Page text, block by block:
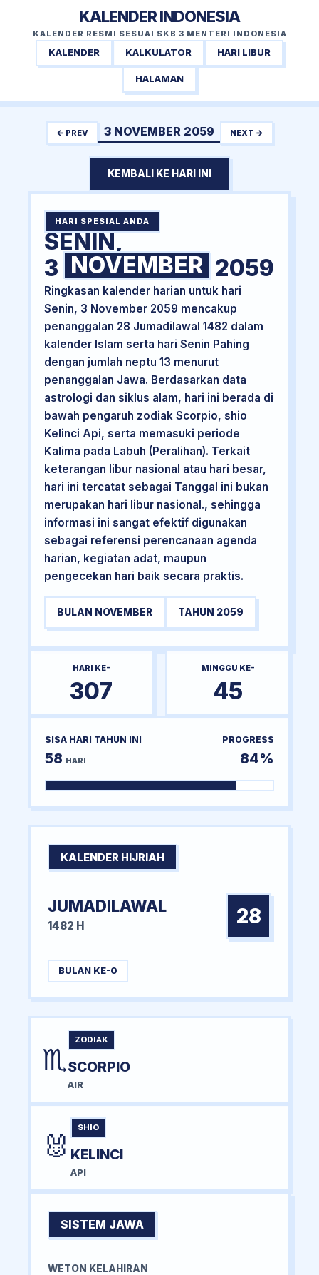
KALENDER INDONESIA
KALENDER RESMI SESUAI SKB 3 MENTERI INDONESIA
KALENDER KALKULATOR HARI LIBUR
HALAMAN
← PREV 3 NOVEMBER 2059 NEXT →
KEMBALI KE HARI INI
HARI SPESIAL ANDA
SENIN,
3 NOVEMBER 2059
Ringkasan kalender harian untuk hari
Senin, 3 November 2059 mencakup
penanggalan 28 Jumadilawal 1482 dalam
kalender Islam serta hari Senin Pahing
dengan jumlah neptu 13 menurut
penanggalan Jawa. Berdasarkan data
astrologi dan siklus alam, hari ini berada di
bawah pengaruh zodiak Scorpio, shio
Kelinci Api, serta memasuki periode
Kalima pada Labuh (Peralihan). Terkait
keterangan libur nasional atau hari besar,
hari ini tercatat sebagai Tanggal ini bukan
merupakan hari libur nasional., sehingga
informasi ini sangat efektif digunakan
sebagai referensi perencanaan agenda
harian, kegiatan adat, maupun
pengecekan hari baik secara praktis.
BULAN NOVEMBER TAHUN 2059
HARI KE-
307
MINGGU KE-
45
SISA HARI TAHUN INI
58 HARI
PROGRESS
84%
KALENDER HIJRIAH
JUMADILAWAL
1482 H 28
BULAN KE-0
♏
ZODIAK
SCORPIO
AIR
🐰
SHIO
KELINCI
API
SISTEM JAWA
WETON KELAHIRAN